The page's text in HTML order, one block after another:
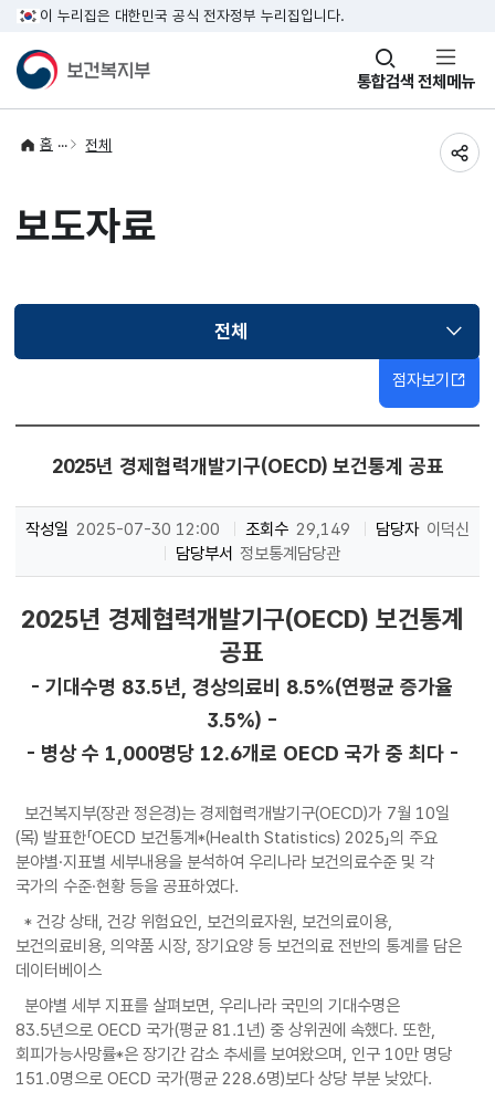
이 누리집은 대한민국 공식 전자정부 누리집입니다.
통합검색
창
열기 전체메뉴
홈 전체
보도자료
전체선택됨
점자보기
2025년 경제협력개발기구(OECD) 보건통계 공표
작성일 2025-07-30 12:00 조회수 29,149 담당자 이덕신
담당부서 정보통계담당관
2025년 경제협력개발기구(OECD) 보건통계
공표
- 기대수명 83.5년, 경상의료비 8.5%(연평균 증가율
3.5%) -
- 병상 수 1,000명당 12.6개로 OECD 국가 중 최다 -
보건복지부(장관 정은경)는 경제협력개발기구(OECD)가 7월 10일
(목) 발표한「OECD 보건통계*(Health Statistics) 2025」의 주요
분야별·지표별 세부내용을 분석하여 우리나라 보건의료수준 및 각
국가의 수준·현황 등을 공표하였다.
* 건강 상태, 건강 위험요인, 보건의료자원, 보건의료이용,
보건의료비용, 의약품 시장, 장기요양 등 보건의료 전반의 통계를 담은
데이터베이스
분야별 세부 지표를 살펴보면, 우리나라 국민의 기대수명은
83.5년으로 OECD 국가(평균 81.1년) 중 상위권에 속했다. 또한,
회피가능사망률*은 장기간 감소 추세를 보여왔으며, 인구 10만 명당
151.0명으로 OECD 국가(평균 228.6명)보다 상당 부분 낮았다.